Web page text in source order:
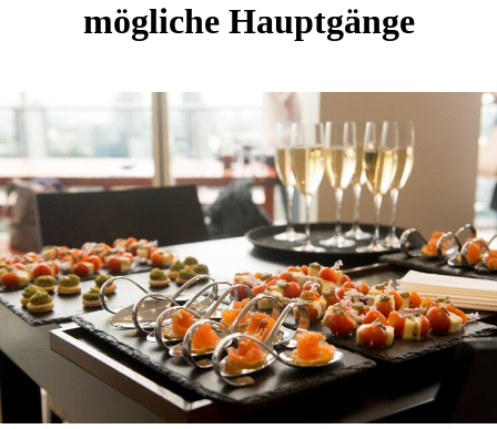
mögliche Hauptgänge